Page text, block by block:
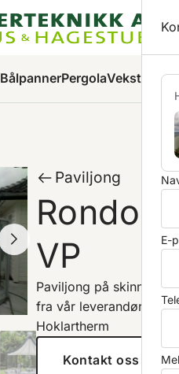
BålpannerPergolaVeksthus
Paviljong
Rondo
VP
Paviljong på skinne,
fra vår leverandør
Hoklartherm
Kontakt oss
E-